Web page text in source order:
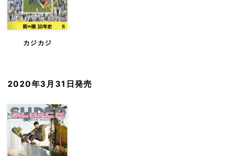
カジカジ
2020年3月31日発売